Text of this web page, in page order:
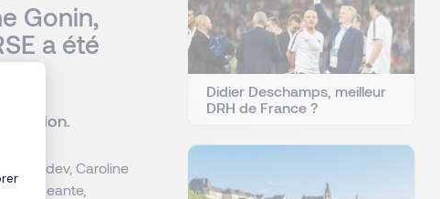
: Personnalisez vos Options
Gonin,
a été
Transdev, Caroline
exigeante,
Didier Deschamps, meilleur
DRH de France ?